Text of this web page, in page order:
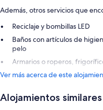
Además, otros servicios que
Reciclaje y bombillas LED
Baños con artículos de
pelo
Armarios o roperos,
Ver más acerca de este
Alojamientos similares